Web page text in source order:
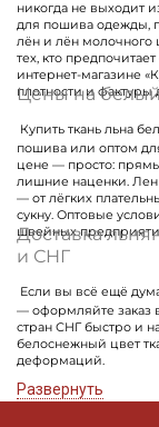
никогда не выходит
для пошива одежды,
лён и лён молочного
тех, кто
интернет-магазине
плотности и фактуры
Цены на
Купить ткань льна
пошива или оптом
цене — просто:
лишние наценки. Лен
— от лёгких
сукну. Оптовые
швейных
Доставка
и СНГ
Если вы всё ещё
— оформляйте заказ
стран СНГ быстро и
белоснежный цвет
деформаций.
Развернуть